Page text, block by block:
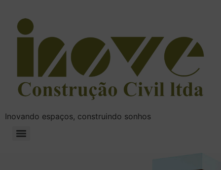
Inovando espaços, construindo sonhos